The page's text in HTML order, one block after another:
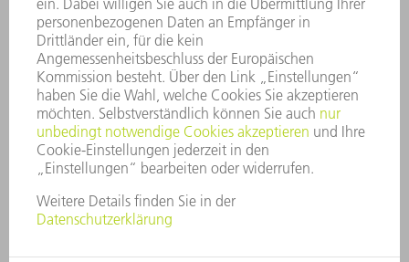
Die Maschine ist robust gebaut – vom Rahmen
bis hin zum Bedienpanel: So können Sie immer
in gleichbleibender Qualität arbeiten.
1-Schneidkopf-Strategie
Mit der 1-Schneidkopf-Strategie können Sie
mehrere Materialarten und -dicken mit dem
wechseln.